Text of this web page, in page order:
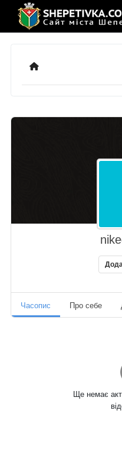
Додому
Часопис Про себе
Ще немає